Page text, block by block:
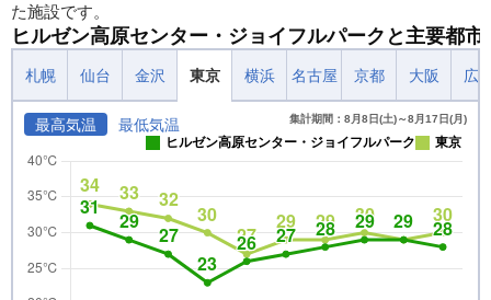
た施設です。
ヒルゼン高原センター・ジョイフルパークと主要都市
札幌 仙台 金沢 東京 横浜 名古屋 京都 大阪 広
最高気温 最低気温 集計期間：8月8日(土)～8月17日(月)
ヒルゼン高原センター・ジョイフルパーク 東京